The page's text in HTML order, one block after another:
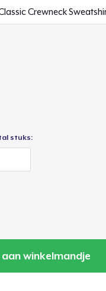
stuks:
winkelmandje